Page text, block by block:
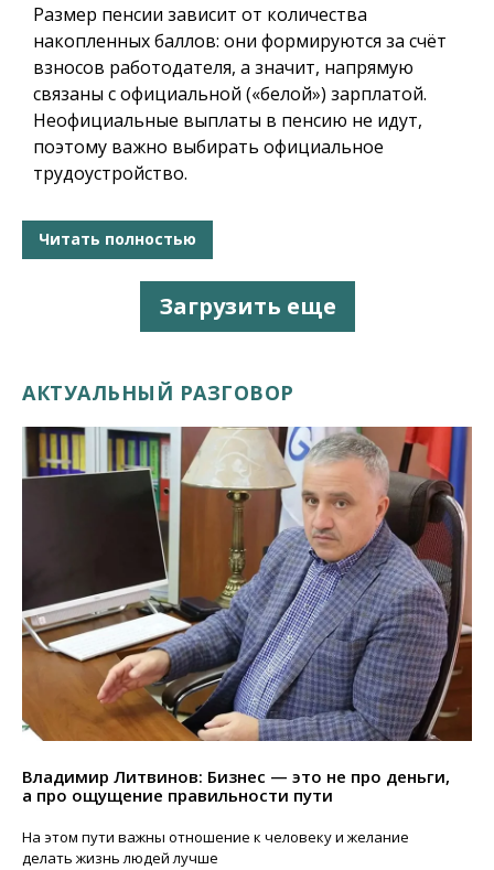
Размер пенсии зависит от количества
накопленных баллов: они формируются за счёт
взносов работодателя, а значит, напрямую
связаны с официальной («белой») зарплатой.
Неофициальные выплаты в пенсию не идут,
поэтому важно выбирать официальное
трудоустройство.
Читать полностью
Загрузить еще
АКТУАЛЬНЫЙ РАЗГОВОР
Владимир Литвинов: Бизнес — это не про деньги,
а про ощущение правильности пути
На этом пути важны отношение к человеку и желание
делать жизнь людей лучше